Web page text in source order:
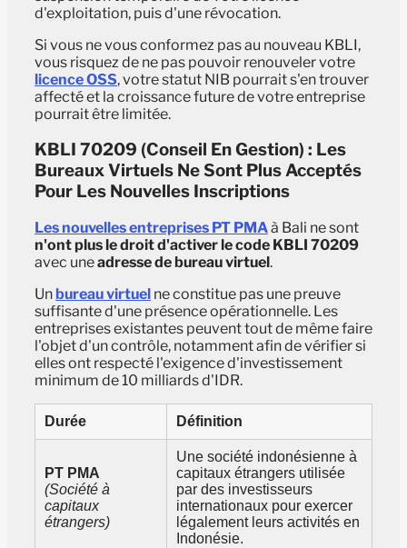
d'exploitation, puis d'une révocation.
Si vous ne vous conformez pas au nouveau KBLI,
vous risquez de ne pas pouvoir renouveler votre
licence OSS, votre statut NIB pourrait s'en trouver
affecté et la croissance future de votre entreprise
pourrait être limitée.
KBLI 70209 (Conseil En Gestion) : Les
Bureaux Virtuels Ne Sont Plus Acceptés
Pour Les Nouvelles Inscriptions
Les nouvelles entreprises PT PMAà Bali ne sont
n'ont plus le droit d'activer le code KBLI 70209
avec uneadresse de bureau virtuel.
Un bureau virtuel ne constitue pas une preuve
suffisante d'une présence opérationnelle. Les
entreprises existantes peuvent tout de même faire
l'objet d'un contrôle, notamment afin de vérifier si
elles ont respecté l'exigence d'investissement
minimum de 10 milliards d'IDR.
Durée Définition
PT PMA
(Société à
capitaux
étrangers)
Une société indonésienne à
capitaux étrangers utilisée
par des investisseurs
internationaux pour exercer
légalement leurs activités en
Indonésie.